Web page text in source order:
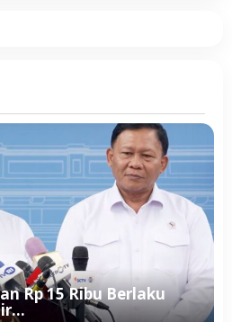
Rp 15 Ribu Berlaku